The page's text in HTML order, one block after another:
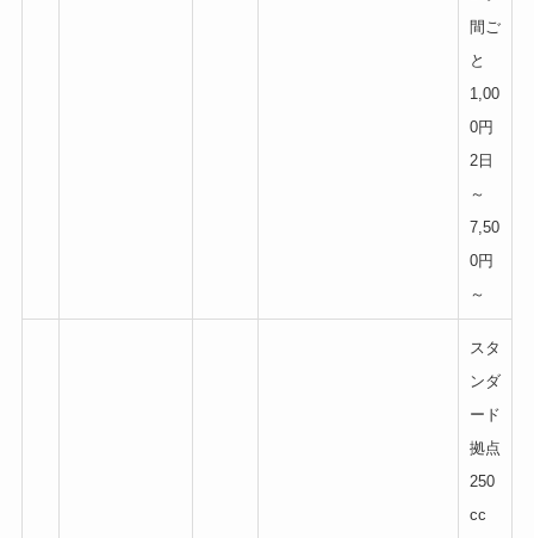
間ご
と
1,00
0円
2日
～
7,50
0円
～
スタ
ンダ
ード
拠点
250
cc